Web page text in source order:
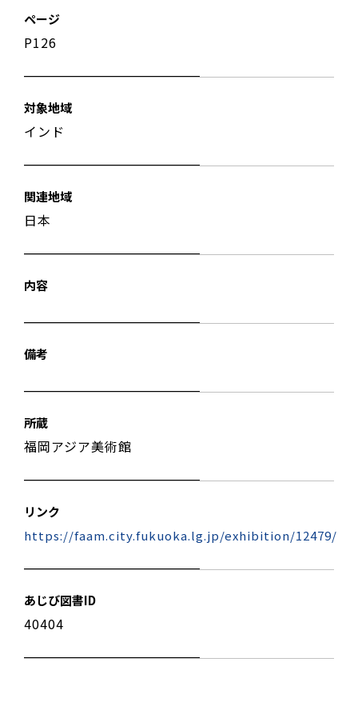
ページ
P126
対象地域
インド
関連地域
日本
内容
備考
所蔵
福岡アジア美術館
リンク
https://faam.city.fukuoka.lg.jp/exhibition/12479/
あじび図書ID
40404